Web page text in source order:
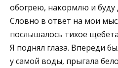
обогрею, накормлю и буду
Словно в ответ на мои
послышалось тихое
Я поднял глаза. Впереди
у самой воды, прыгала